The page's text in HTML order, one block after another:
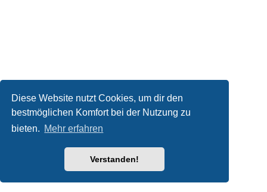
Diese Website nutzt Cookies, um dir den
bestmöglichen Komfort bei der Nutzung zu
bieten. Mehr erfahren
Verstanden!